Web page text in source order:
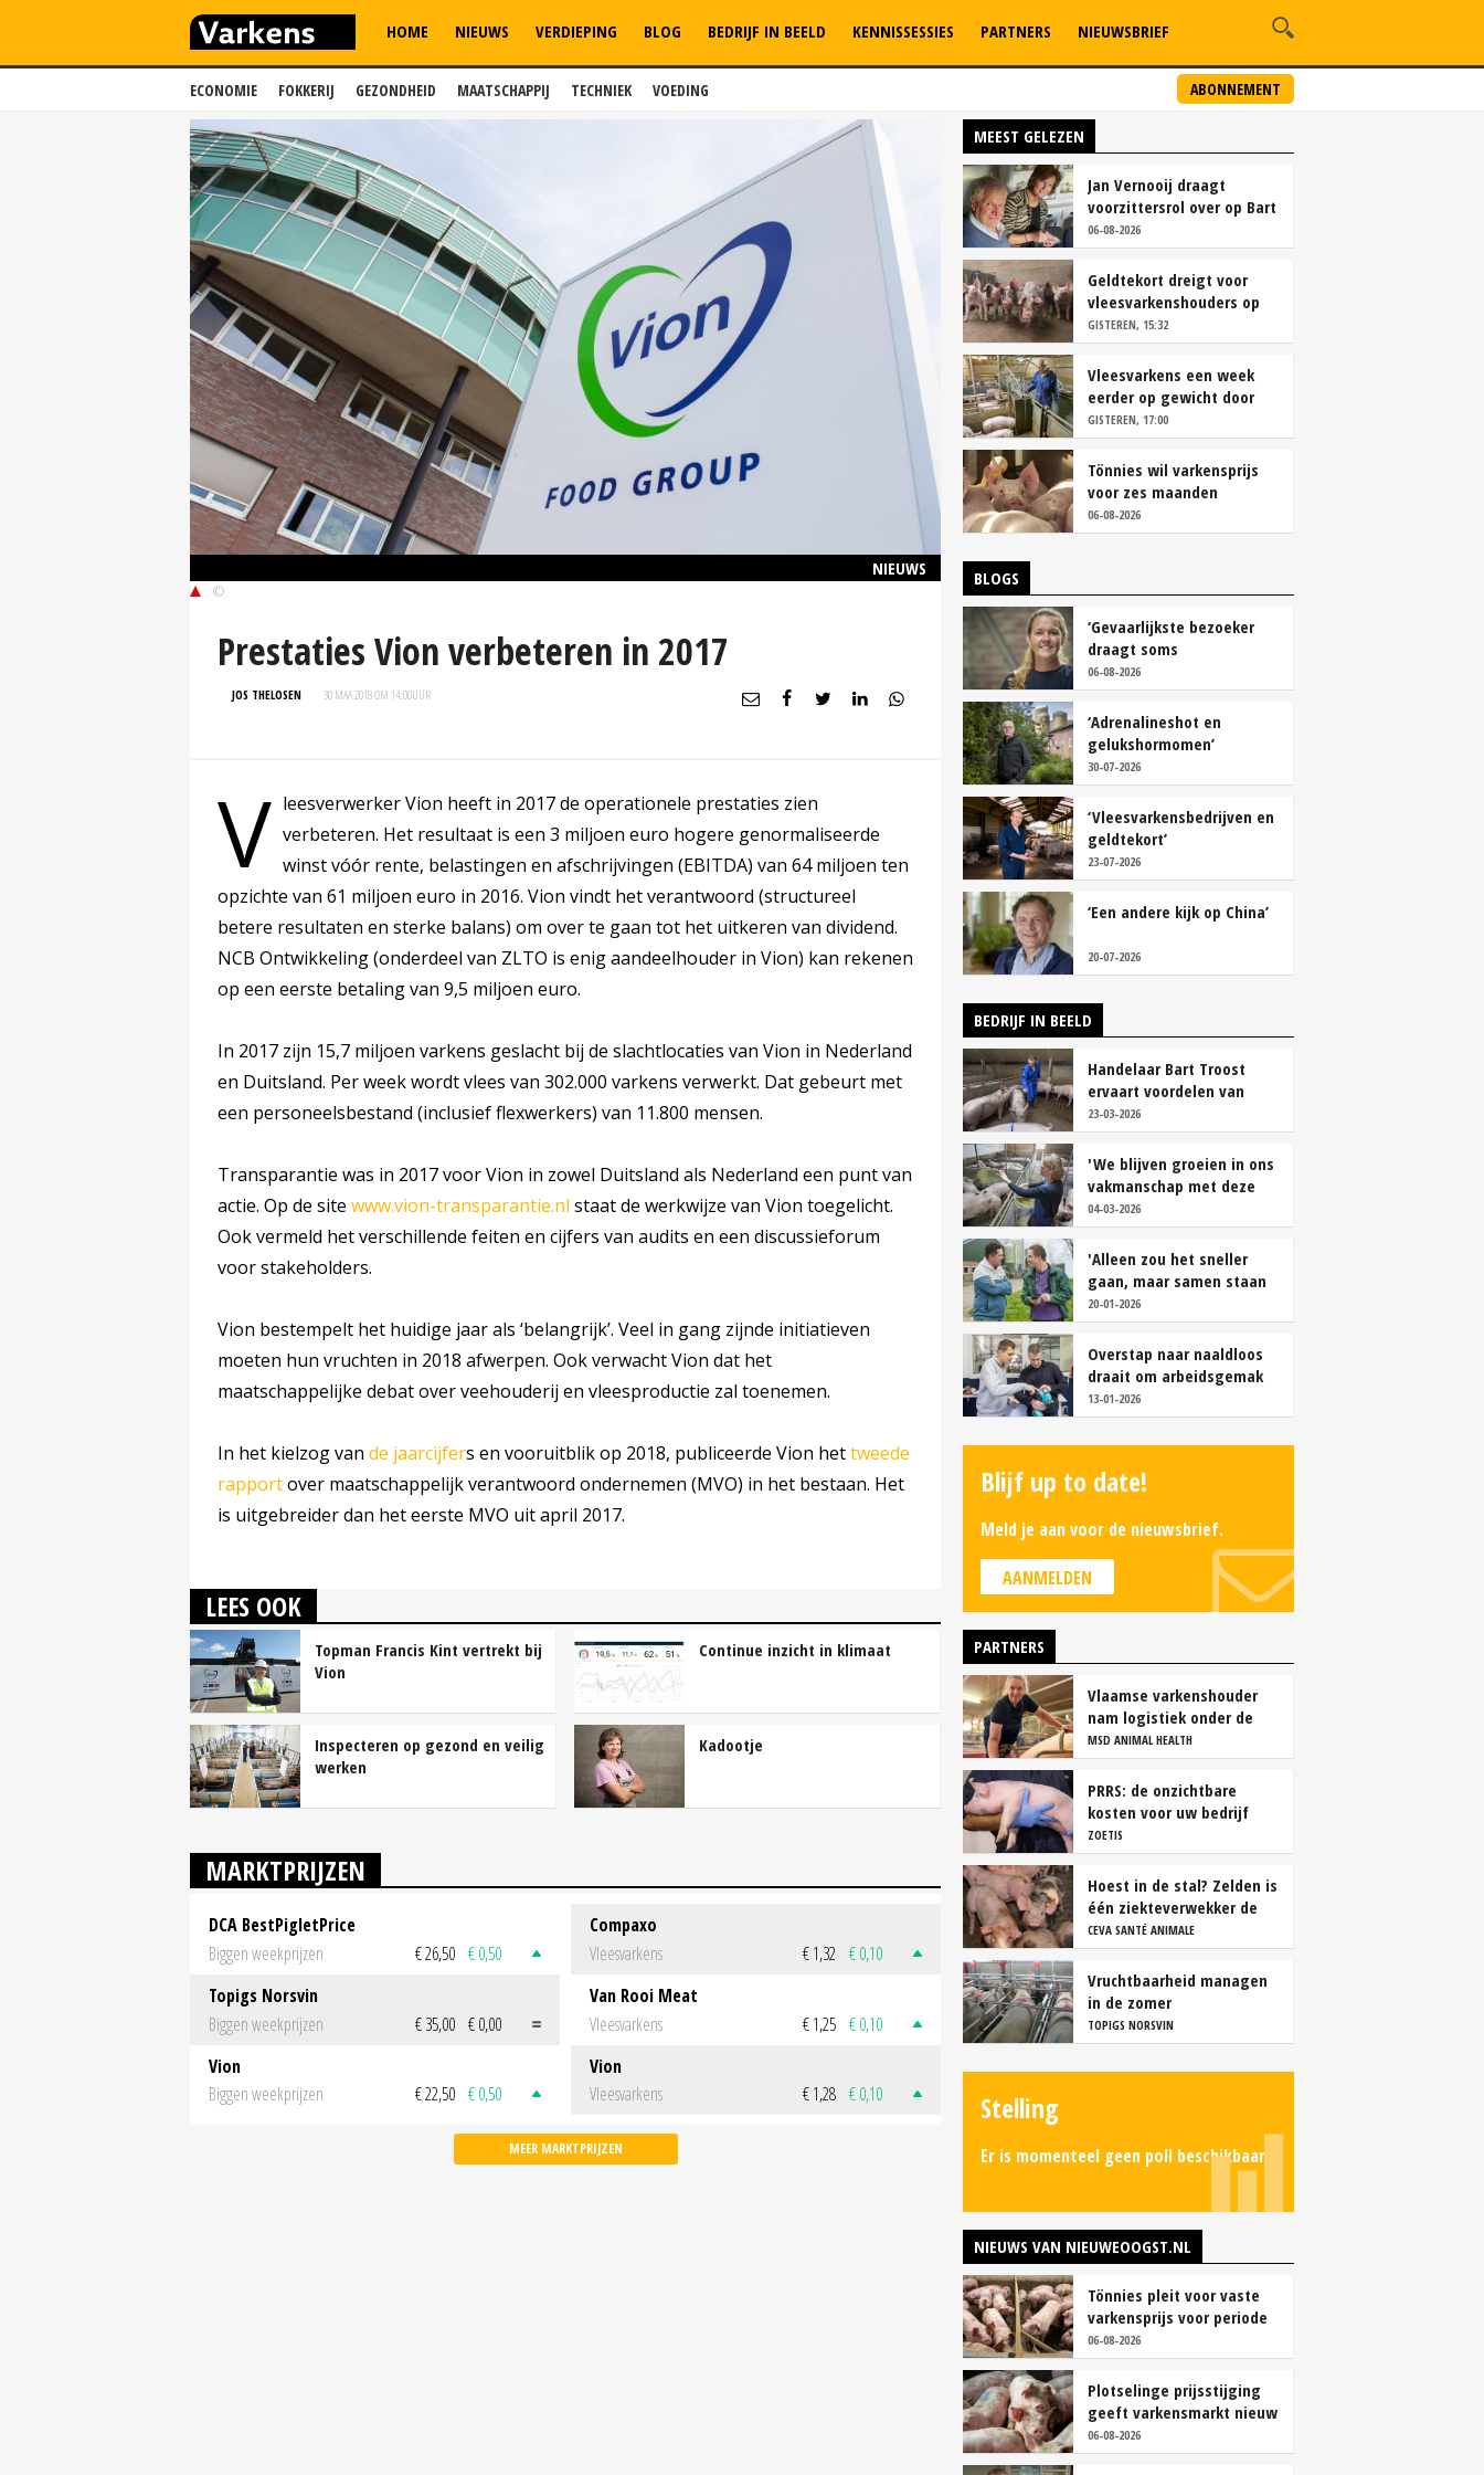
ECONOMIE FOKKERIJ GEZONDHEID MAATSCHAPPIJ TECHNIEK VOEDING ABONNEMENT
HOME NIEUWS VERDIEPING BLOG BEDRIJF IN BEELD KENNISSESSIES PARTNERS NIEUWSBRIEF
NIEUWS
©
Prestaties Vion verbeteren in 2017
JOS THELOSEN 30 MAA 2018 OM 14:00UUR
V leesverwerker Vion heeft in 2017 de operationele prestaties zien
verbeteren. Het resultaat is een 3 miljoen euro hogere genormaliseerde
winst vóór rente, belastingen en afschrijvingen (EBITDA) van 64 miljoen ten
opzichte van 61 miljoen euro in 2016. Vion vindt het verantwoord (structureel
betere resultaten en sterke balans) om over te gaan tot het uitkeren van dividend.
NCB Ontwikkeling (onderdeel van ZLTO is enig aandeelhouder in Vion) kan rekenen
op een eerste betaling van 9,5 miljoen euro.
In 2017 zijn 15,7 miljoen varkens geslacht bij de slachtlocaties van Vion in Nederland
en Duitsland. Per week wordt vlees van 302.000 varkens verwerkt. Dat gebeurt met
een personeelsbestand (inclusief flexwerkers) van 11.800 mensen.
Transparantie was in 2017 voor Vion in zowel Duitsland als Nederland een punt van
actie. Op de site www.vion-transparantie.nl staat de werkwijze van Vion toegelicht.
Ook vermeld het verschillende feiten en cijfers van audits en een discussieforum
voor stakeholders.
Vion bestempelt het huidige jaar als ‘belangrijk’. Veel in gang zijnde initiatieven
moeten hun vruchten in 2018 afwerpen. Ook verwacht Vion dat het
maatschappelijke debat over veehouderij en vleesproductie zal toenemen.
In het kielzog van de jaarcijfers en vooruitblik op 2018, publiceerde Vion hettweede
rapportover maatschappelijk verantwoord ondernemen (MVO) in het bestaan. Het
is uitgebreider dan het eerste MVO uit april 2017.
LEES OOK
Topman Francis Kint vertrekt bij
Vion
Continue inzicht in klimaat
Inspecteren op gezond en veilig
werken
Kadootje
MARKTPRIJZEN
DCA BestPigletPrice
Biggen weekprijzen
€ 26,50 € 0,50
Topigs Norsvin
Biggen weekprijzen
€ 35,00 € 0,00
Vion
Biggen weekprijzen
€ 22,50 € 0,50
Compaxo
Vleesvarkens
€ 1,32 € 0,10
Van Rooi Meat
Vleesvarkens
€ 1,25 € 0,10
Vion
Vleesvarkens
€ 1,28 € 0,10
MEER MARKTPRIJZEN
MEEST GELEZEN
Jan Vernooij draagt
voorzittersrol over op Bart
Camps
06-08-2026
Geldtekort dreigt voor
vleesvarkenshouders op
vrije markt
GISTEREN, 15:32
Vleesvarkens een week
eerder op gewicht door
continu aanbod van
brijvoer
GISTEREN, 17:00
Tönnies wil varkensprijs
voor zes maanden
vastleggen
06-08-2026
BLOGS
‘Gevaarlijkste bezoeker
draagt soms
overschoenen’
06-08-2026
‘Adrenalineshot en
gelukshormomen’
30-07-2026
‘Vleesvarkensbedrijven en
geldtekort’
23-07-2026
‘Een andere kijk op China’
20-07-2026
BEDRIJF IN BEELD
Handelaar Bart Troost
ervaart voordelen van
coöperatieve voerfusie
23-03-2026
'We blijven groeien in ons
vakmanschap met deze
teamaanpak'
04-03-2026
'Alleen zou het sneller
gaan, maar samen staan
we stukken sterker'
20-01-2026
Overstap naar naaldloos
draait om arbeidsgemak
en diervriendelijkheid
13-01-2026
Blijf up to date!
Meld je aan voor de nieuwsbrief.
AANMELDEN
PARTNERS
Vlaamse varkenshouder
nam logistiek onder de
loep en spaart personeel
MSD ANIMAL HEALTH
PRRS: de onzichtbare
kosten voor uw bedrijf
ZOETIS
Hoest in de stal? Zelden is
één ziekteverwekker de
oorzaak
CEVA SANTÉ ANIMALE
Vruchtbaarheid managen
in de zomer
TOPIGS NORSVIN
Stelling
Er is momenteel geen poll beschikbaar.
NIEUWS VAN NIEUWEOOGST.NL
Tönnies pleit voor vaste
varkensprijs voor periode
van zes maanden
06-08-2026
Plotselinge prijsstijging
geeft varkensmarkt nieuw
perspectief
06-08-2026